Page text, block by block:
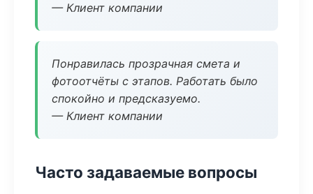
— Клиент компании
Понравилась прозрачная смета и
фотоотчёты с этапов. Работать было
спокойно и предсказуемо.
— Клиент компании
Часто задаваемые вопросы